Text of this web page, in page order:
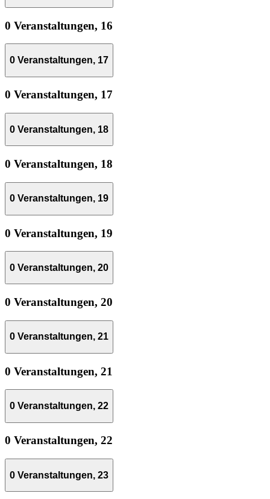
0 Veranstaltungen, 16
0 Veranstaltungen, 17
0 Veranstaltungen, 17
0 Veranstaltungen, 18
0 Veranstaltungen, 18
0 Veranstaltungen, 19
0 Veranstaltungen, 19
0 Veranstaltungen, 20
0 Veranstaltungen, 20
0 Veranstaltungen, 21
0 Veranstaltungen, 21
0 Veranstaltungen, 22
0 Veranstaltungen, 22
0 Veranstaltungen, 23